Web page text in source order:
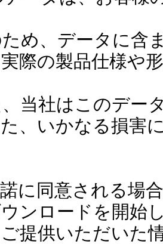
め、データに含
際の製品仕様や
当社はこのデー
、いかなる損害
に同意される場
ンロードを開始
提供いただいた